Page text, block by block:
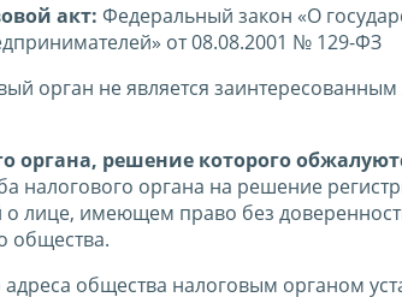
акт: Федеральный закон «О
от 08.08.2001 № 129-ФЗ
орган не является
органа, решение которого
налогового органа на решение
лице, имеющем право без
общества.
общества налоговым органом